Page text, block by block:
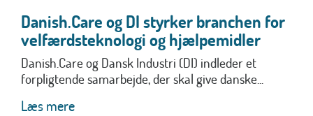
Danish.Care og DI styrker branchen for
velfærdsteknologi og hjælpemidler
Danish.Care og Dansk Industri (DI) indleder et
forpligtende samarbejde, der skal give danske...
Læs mere